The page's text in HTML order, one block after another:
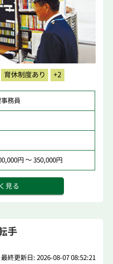
育休制度あり +2
務員
円 ～ 350,000円
見る
手
最終更新日: 2026-08-07 08:52:21